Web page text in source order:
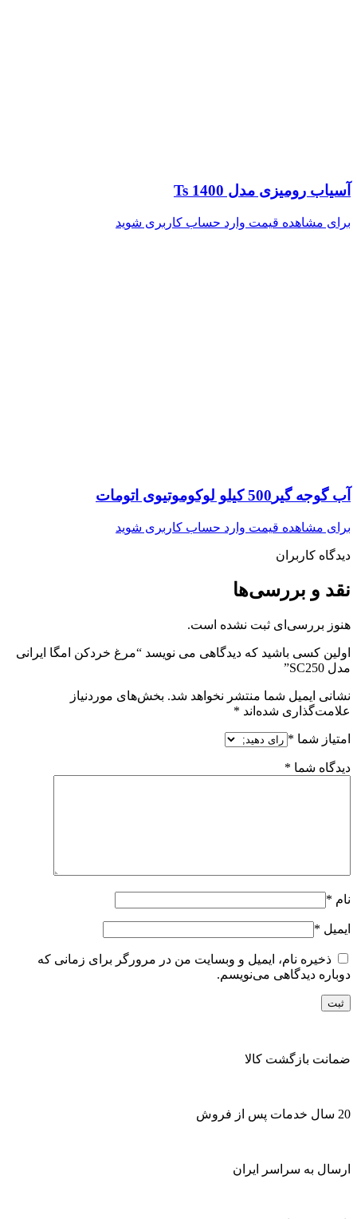
آسیاب رومیزی مدل Ts 1400
برای مشاهده قیمت وارد حساب کاربری شوید
آب گوجه گیر500 کیلو لوکوموتیوی اتومات
برای مشاهده قیمت وارد حساب کاربری شوید
دیدگاه کاربران
نقد و بررسی‌ها
هنوز بررسی‌ای ثبت نشده است.
اولین کسی باشید که دیدگاهی می نویسد “مرغ خردکن امگا ایرانی
مدل SC250”
نشانی ایمیل شما منتشر نخواهد شد. بخش‌های موردنیاز
علامت‌گذاری شده‌اند *
امتیاز شما *
دیدگاه شما *
نام *
ایمیل *
ذخیره نام، ایمیل و وبسایت من در مرورگر برای زمانی که
دوباره دیدگاهی می‌نویسم.
ضمانت بازگشت کالا
20 سال خدمات پس از فروش
ارسال به سراسر ایران